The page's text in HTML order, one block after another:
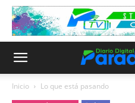
Inicio Lo que está pasando